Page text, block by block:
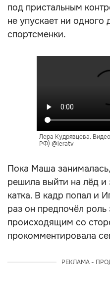
под пристальным
не упускает ни
спортсменки.
Лера Кудрявцева.
РФ) @leratv
Пока Маша
решила выйти на лёд и
катка. В кадр попал и
раз он предпочёл
происходящим со
прокомментировала
РЕКЛАМА -